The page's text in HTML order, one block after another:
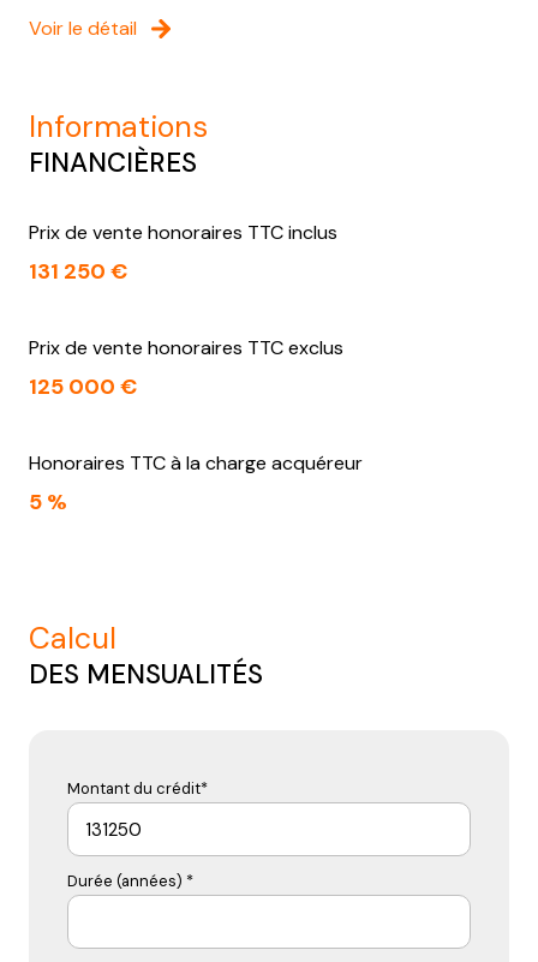
Voir le détail
informations
FINANCIÈRES
Prix de vente honoraires TTC inclus
131 250 €
Prix de vente honoraires TTC exclus
125 000 €
Honoraires TTC à la charge acquéreur
5 %
calcul
DES MENSUALITÉS
Montant du crédit*
Durée (années) *